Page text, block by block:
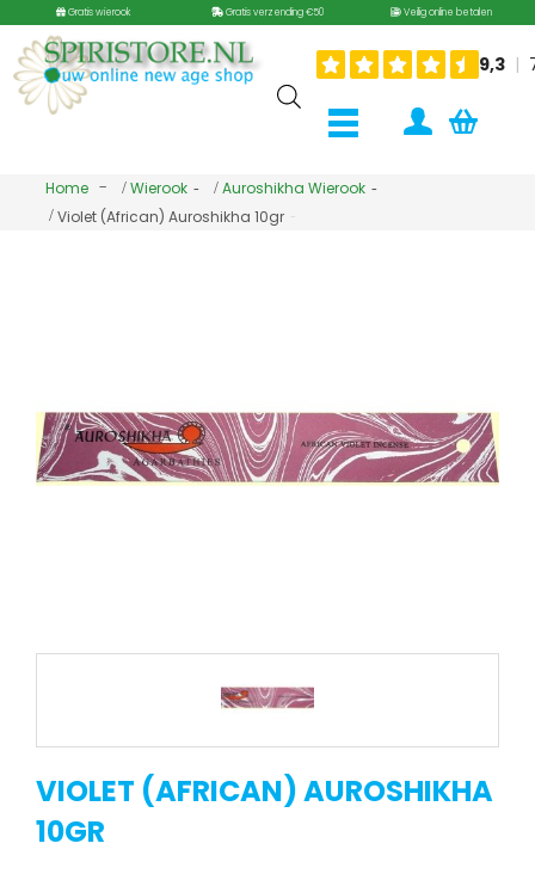
Gratis wierook Gratis verzending €50 Veilig online betalen
Home Wierook
Auroshikha Wierook
Violet (African) Auroshikha 10gr
VIOLET (AFRICAN) AUROSHIKHA
10GR